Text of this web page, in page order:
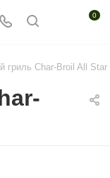
0
гриль Char-Broil All Star